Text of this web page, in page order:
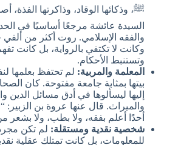
ﷺ، وذكائها الوقاد، وذاكرتها الفذة،
السيدة عائشة مرجعًا أساسيًا في
والفقه الإسلامي. روت أكثر من
وكانت لا تكتفي بالرواية، بل كانت
وتستنبط الأحكام.
المعلمة والمربية: لم تحتفظ بعلمها
بيتها بمثابة جامعة مفتوحة. كان
إليها ليسألوها في أدق مسائل الدين
والميراث. قال عنها عروة بن الزبير:
أحدًا أعلم بفقه، ولا بطب، ولا بشعر
شخصية نقدية ومستقلة: لم تكن
للمعلومات، بل كانت تمتلك عقلية